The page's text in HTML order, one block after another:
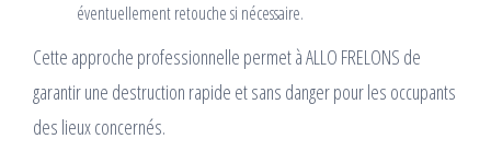
éventuellement retouche si nécessaire.
Cette approche professionnelle permet à ALLO FRELONS de
garantir une destruction rapide et sans danger pour les occupants
des lieux concernés.